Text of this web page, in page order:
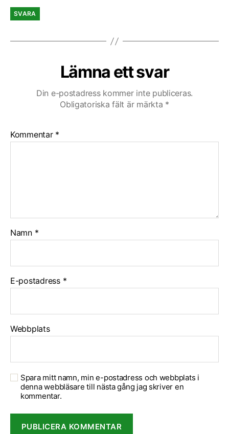
SVARA
Lämna ett svar
Din e-postadress kommer inte publiceras.
Obligatoriska fält är märkta *
Kommentar *
Namn *
E-postadress *
Webbplats
Spara mitt namn, min e-postadress och webbplats i
denna webbläsare till nästa gång jag skriver en
kommentar.